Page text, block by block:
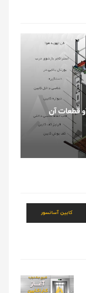
قطعات آن
کابین آسانسور